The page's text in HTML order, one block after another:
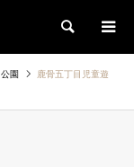
検索
公園
鹿骨五丁目児童遊